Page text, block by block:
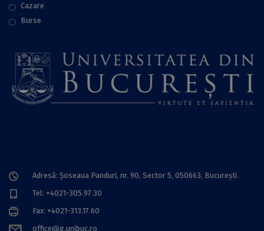
Cazare
Burse
Adresă: Șoseaua Panduri, nr. 90, Sector 5, 050663, Bucureşti.
Tel: +4021-305.97.30
Fax: +4021-313.17.60
office@g.unibuc.ro